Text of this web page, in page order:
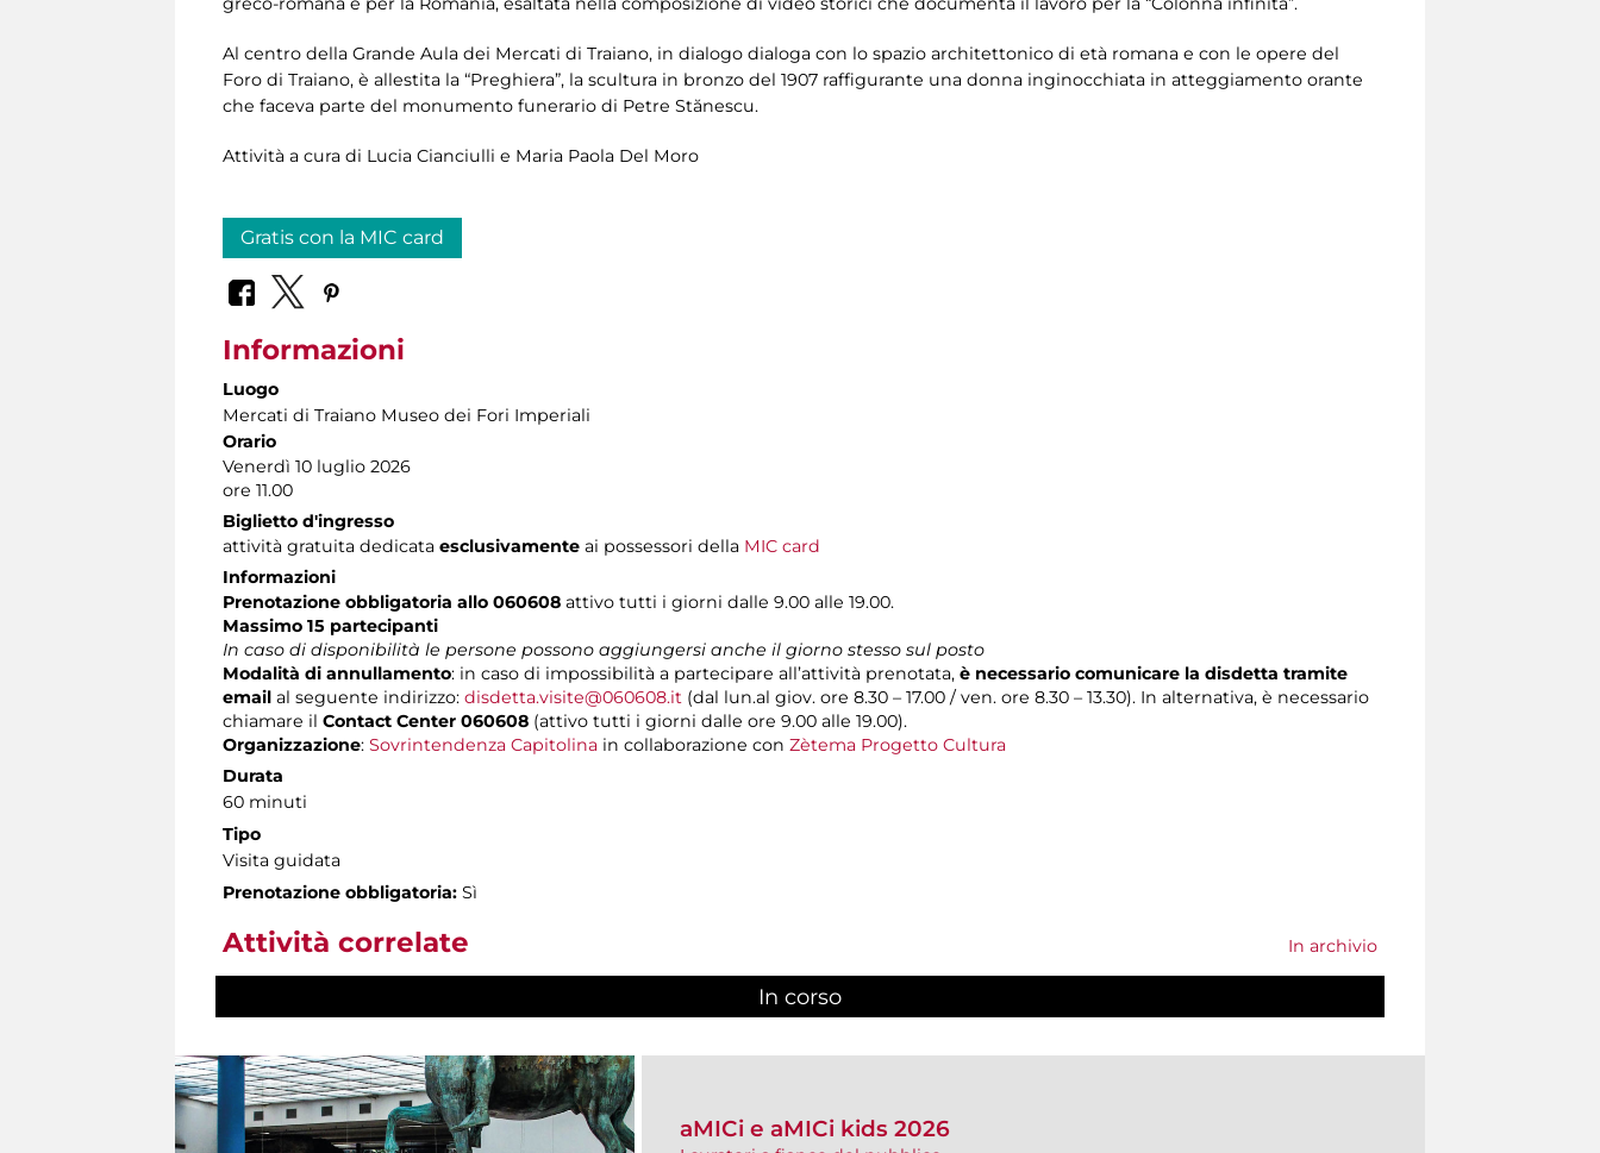
Al centro della Grande Aula dei Mercati di Traiano, in dialogo dialoga con lo spazio architettonico di età romana e con le opere del
Foro di Traiano, è allestita la “Preghiera”, la scultura in bronzo del 1907 raffigurante una donna inginocchiata in atteggiamento orante
che faceva parte del monumento funerario di Petre Stănescu.
Attività a cura di Lucia Cianciulli e Maria Paola Del Moro
Gratis con la MIC card
Informazioni
Luogo
Mercati di Traiano Museo dei Fori Imperiali
Orario
Venerdì 10 luglio 2026
ore 11.00
Biglietto d'ingresso
attività gratuita dedicata esclusivamente ai possessori della MIC card
Informazioni
Prenotazione obbligatoria allo 060608 attivo tutti i giorni dalle 9.00 alle 19.00.
Massimo 15 partecipanti
In caso di disponibilità le persone possono aggiungersi anche il giorno stesso sul posto
Modalità di annullamento: in caso di impossibilità a partecipare all’attività prenotata, è necessario comunicare la disdetta tramite
email al seguente indirizzo: disdetta.visite@060608.it (dal lun.al giov. ore 8.30 – 17.00 / ven. ore 8.30 – 13.30). In alternativa, è necessario
chiamare il Contact Center 060608 (attivo tutti i giorni dalle ore 9.00 alle 19.00).
Organizzazione: Sovrintendenza Capitolina in collaborazione con Zètema Progetto Cultura
Durata
60 minuti
Tipo
Visita guidata
Prenotazione obbligatoria: Sì
Attività correlate In archivio
In corso
aMICi e aMICi kids 2026